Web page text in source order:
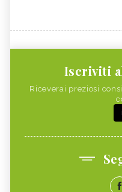
Iscriviti
Riceverai preziosi